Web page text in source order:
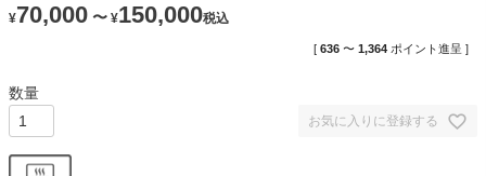
¥70,000 〜 ¥150,000税込
[ 636 〜 1,364 ポイント進呈 ]
お気に入りに登録する